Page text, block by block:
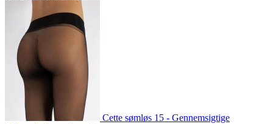
Cette sømløs 15 - Gennemsigtige